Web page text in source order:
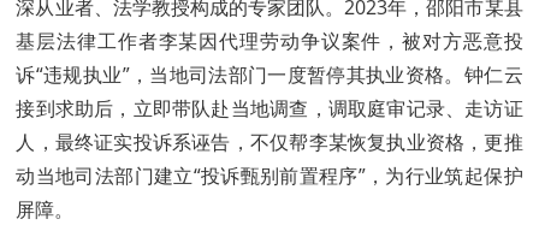
深从业者、法学教授构成的专家团队。2023年，邵阳市某县
基层法律工作者李某因代理劳动争议案件，被对方恶意投
诉“违规执业”，当地司法部门一度暂停其执业资格。钟仁云
接到求助后，立即带队赴当地调查，调取庭审记录、走访证
人，最终证实投诉系诬告，不仅帮李某恢复执业资格，更推
动当地司法部门建立“投诉甄别前置程序”，为行业筑起保护
屏障。